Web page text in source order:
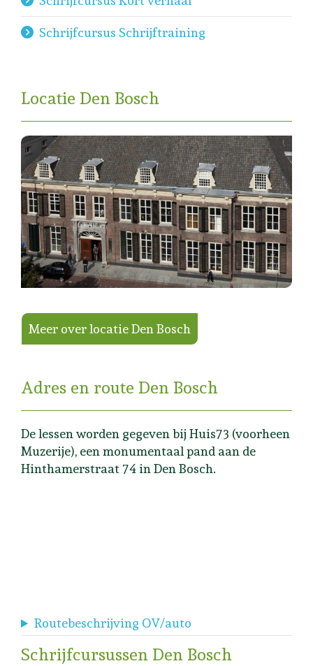
Schrijfcursus Schrijftraining
Locatie Den Bosch
Meer over locatie Den Bosch
Adres en route Den Bosch
De lessen worden gegeven bij Huis73 (voorheen
Muzerije), een monumentaal pand aan de
Hinthamerstraat 74 in Den Bosch.
Routebeschrijving OV/auto
Schrijfcursussen Den Bosch